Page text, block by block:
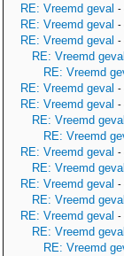
RE: Vreemd geval -
RE: Vreemd geval -
RE: Vreemd geval -
RE: Vreemd geval
RE: Vreemd
RE: Vreemd geval -
RE: Vreemd geval -
RE: Vreemd geval
RE: Vreemd
RE: Vreemd geval -
RE: Vreemd geval
RE: Vreemd geval -
RE: Vreemd geval
RE: Vreemd geval -
RE: Vreemd geval
RE: Vreemd